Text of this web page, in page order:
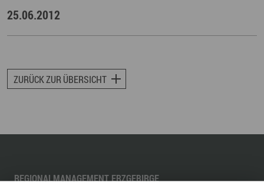
25.06.2012
ZURÜCK ZUR ÜBERSICHT
REGIONALMANAGEMENT ERZGEBIRGE